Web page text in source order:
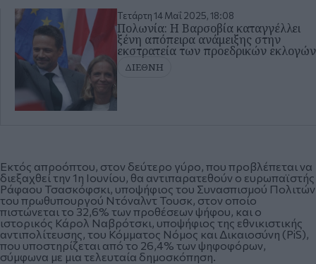
Τετάρτη 14 Μαΐ 2025, 18:08
Πολωνία: Η Βαρσοβία καταγγέλλει
ξένη απόπειρα ανάμειξης στην
εκστρατεία των προεδρικών εκλογών
ΔΙΕΘΝΗ
Εκτός απροόπτου, στον δεύτερο γύρο, που προβλέπεται να
διεξαχθεί την 1η Ιουνίου, θα αντιπαρατεθούν ο ευρωπαϊστής
Ράφαου Τσασκόφσκι, υποψήφιος του Συνασπισμού Πολιτών
του πρωθυπουργού Ντόναλντ Τουσκ, στον οποίο
πιστώνεται το 32,6% των προθέσεων ψήφου, και ο
ιστορικός Κάρολ Ναβρότσκι, υποψήφιος της εθνικιστικής
αντιπολίτευσης, του Κόμματος Νόμος και Δικαιοσύνη (PiS),
που υποστηρίζεται από το 26,4% των ψηφοφόρων,
σύμφωνα με μια τελευταία δημοσκόπηση.